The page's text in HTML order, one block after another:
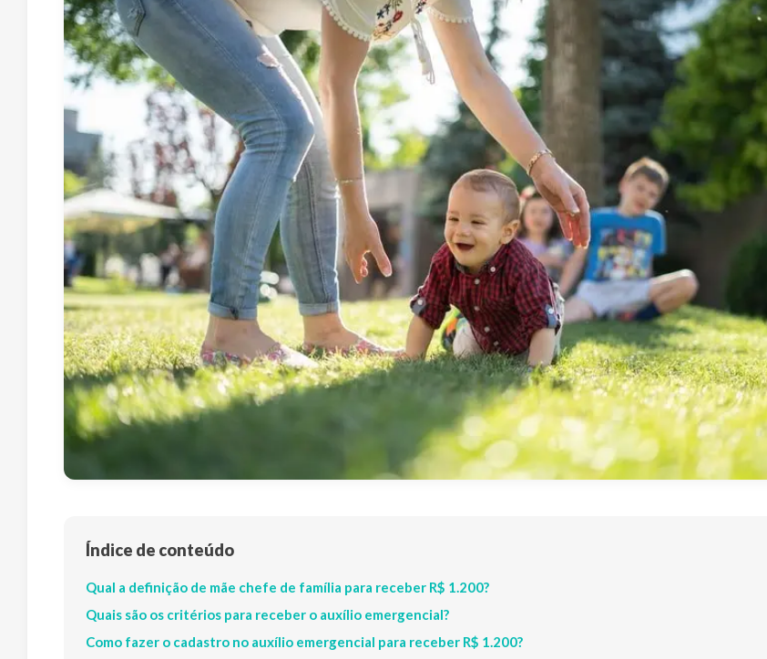
Índice de conteúdo
Qual a definição de mãe chefe de família para receber R$ 1.200?
Quais são os critérios para receber o auxílio emergencial?
Como fazer o cadastro no auxílio emergencial para receber R$ 1.200?